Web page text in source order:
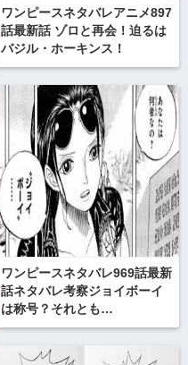
ワンピースネタバレアニメ897
話最新話 ゾロと再会！迫るは
バジル・ホーキンス！
ワンピースネタバレ969話最新
話ネタバレ考察ジョイボーイ
は称号？それとも…